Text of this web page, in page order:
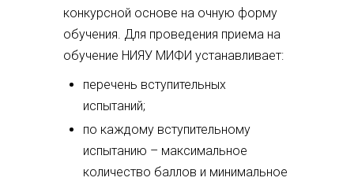
конкурсной основе на очную форму
обучения. Для проведения приема на
обучение НИЯУ МИФИ устанавливает:
перечень вступительных
испытаний;
по каждому вступительному
испытанию – максимальное
количество баллов и минимальное